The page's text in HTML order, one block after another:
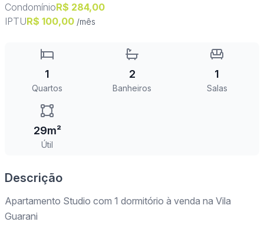
CondomínioR$ 284,00
IPTUR$ 100,00 /mês
1
Quartos
2
Banheiros
1
Salas
29m²
Útil
Descrição
Apartamento Studio com 1 dormitório à venda na Vila
Guarani